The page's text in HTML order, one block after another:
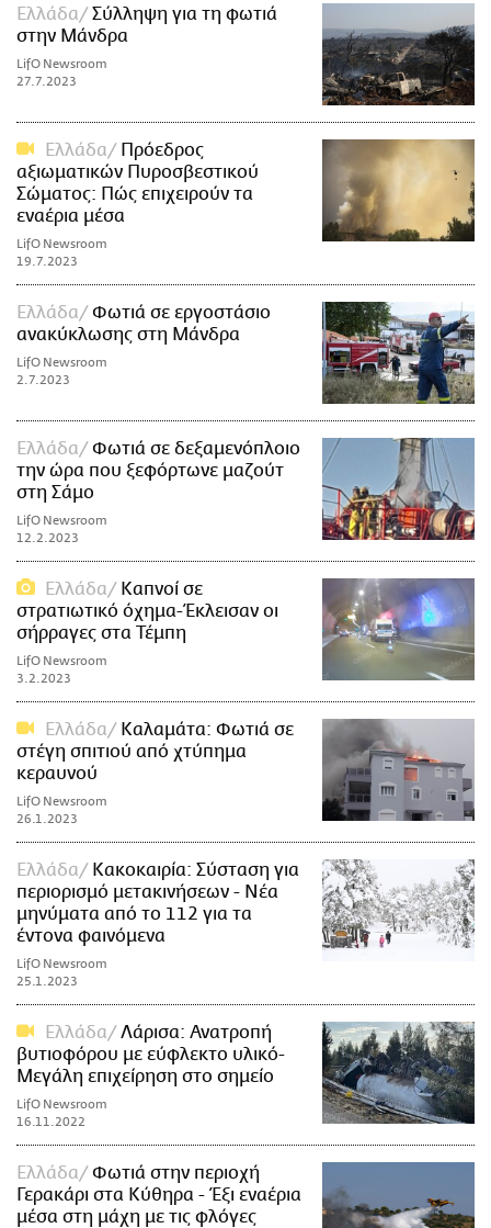
Ελλάδα
Σύλληψη για τη φωτιά
στην Μάνδρα
LifO Newsroom
27.7.2023
Ελλάδα
Πρόεδρος
αξιωματικών Πυροσβεστικού
Σώματος: Πώς επιχειρούν τα
εναέρια μέσα
LifO Newsroom
19.7.2023
Ελλάδα
Φωτιά σε εργοστάσιο
ανακύκλωσης στη Μάνδρα
LifO Newsroom
2.7.2023
Ελλάδα
Φωτιά σε δεξαμενόπλοιο
την ώρα που ξεφόρτωνε μαζούτ
στη Σάμο
LifO Newsroom
12.2.2023
Ελλάδα
Καπνοί σε
στρατιωτικό όχημα-Έκλεισαν οι
σήρραγες στα Τέμπη
LifO Newsroom
3.2.2023
Ελλάδα
Καλαμάτα: Φωτιά σε
στέγη σπιτιού από χτύπημα
κεραυνού
LifO Newsroom
26.1.2023
Ελλάδα
Κακοκαιρία: Σύσταση για
περιορισμό μετακινήσεων - Νέα
μηνύματα από το 112 για τα
έντονα φαινόμενα
LifO Newsroom
25.1.2023
Ελλάδα
Λάρισα: Ανατροπή
βυτιοφόρου με εύφλεκτο υλικό-
Μεγάλη επιχείρηση στο σημείο
LifO Newsroom
16.11.2022
Ελλάδα
Φωτιά στην περιοχή
Γερακάρι στα Κύθηρα - Έξι εναέρια
μέσα στη μάχη με τις φλόγες